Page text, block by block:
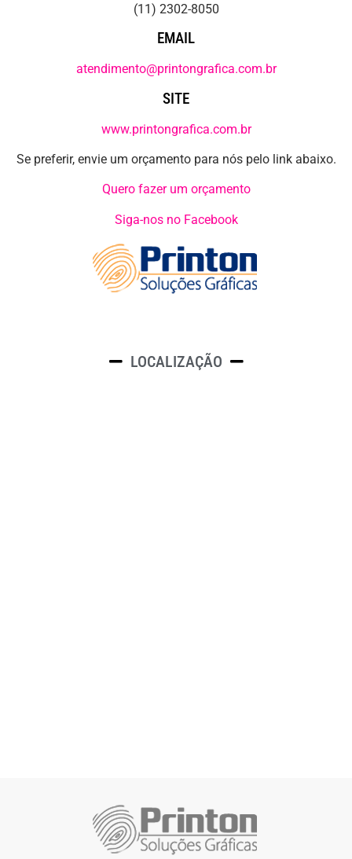
(11) 2302-8050
EMAIL
atendimento@printongrafica.com.br
SITE
www.printongrafica.com.br
Se preferir, envie um orçamento para nós pelo link abaixo.
Quero fazer um orçamento
Siga-nos no Facebook
LOCALIZAÇÃO